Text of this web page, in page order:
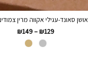
אושן סאונד-עגילי אקווה מרין
₪129
–
₪149